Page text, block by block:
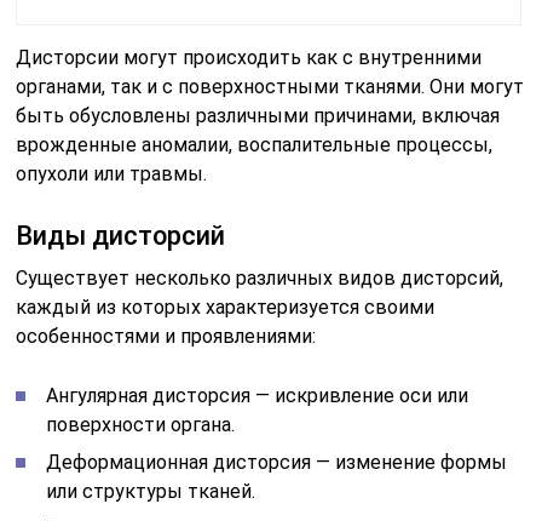
поверхности органа.
Деформационная дисторсия — изменение формы
или структуры тканей.
Тензорная дисторсия — растяжение или разрыв
Тканевая дисторсия — изменение структуры и
Диагностика и лечение
различные методы исследования, включая
медицинскую историю пациента, физический осмотр,
исследования, такие как рентген, магнитно-
резонансная томография или компьютерная